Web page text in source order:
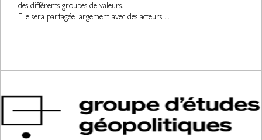
des différents groupes de valeurs.
Elle sera partagée largement avec des acteurs ...